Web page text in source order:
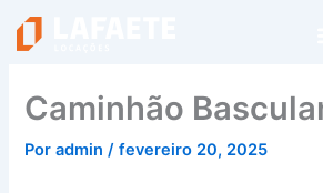
conteúdo
Caminhão
Poradmin/fevereiro 20, 2025